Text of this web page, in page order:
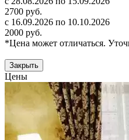
2700 руб.
с 16.09.2026 по 10.10.2026
2000 руб.
*Цена может отличаться.
Закрыть
Цены